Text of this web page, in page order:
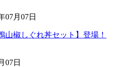
07月07日
山椒しぐれ丼セット】登場！
07日